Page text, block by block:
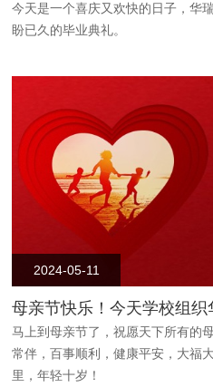
今天是一个喜庆又欢快的日子，华
盼已久的毕业典礼。
2024-05-11
马上到母亲节了，祝愿天下所有的
常伴，百事顺利，健康平安，大福
里，年轻十岁！